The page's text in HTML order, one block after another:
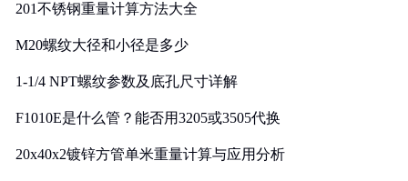
201不锈钢重量计算方法大全
M20螺纹大径和小径是多少
1-1/4 NPT螺纹参数及底孔尺寸详解
F1010E是什么管？能否用3205或3505代换
20x40x2镀锌方管单米重量计算与应用分析